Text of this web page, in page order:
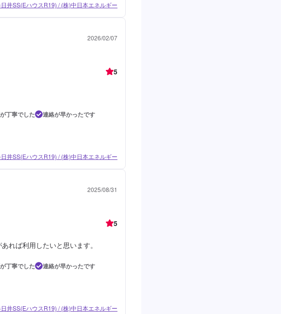
井SS(EハウスR19) / (株)中日本エネルギー
2026/02/07
5
丁寧でした
連絡が早かったです
井SS(EハウスR19) / (株)中日本エネルギー
2025/08/31
5
れば利用したいと思います。
丁寧でした
連絡が早かったです
井SS(EハウスR19) / (株)中日本エネルギー